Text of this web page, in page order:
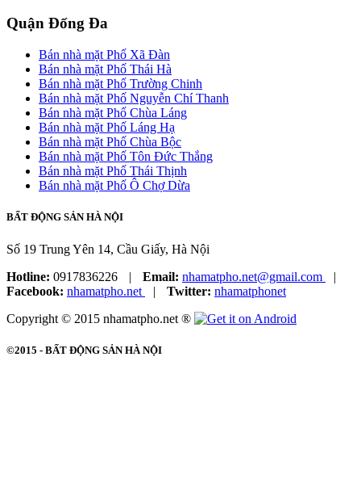
Quận Đống Đa
Bán nhà mặt Phố Xã Đàn
Bán nhà mặt Phố Thái Hà
Bán nhà mặt Phố Trường Chinh
Bán nhà mặt Phố Nguyễn Chí Thanh
Bán nhà mặt Phố Chùa Láng
Bán nhà mặt Phố Láng Hạ
Bán nhà mặt Phố Chùa Bộc
Bán nhà mặt Phố Tôn Đức Thắng
Bán nhà mặt Phố Thái Thịnh
Bán nhà mặt Phố Ô Chợ Dừa
BẤT ĐỘNG SẢN HÀ NỘI
Số 19 Trung Yên 14, Cầu Giấy, Hà Nội
Hotline: 0917836226 | Email: nhamatpho.net@gmail.com
|
Facebook: nhamatpho.net | Twitter: nhamatphonet
Copyright © 2015 nhamatpho.net ®
©2015 - BẤT ĐỘNG SẢN HÀ NỘI